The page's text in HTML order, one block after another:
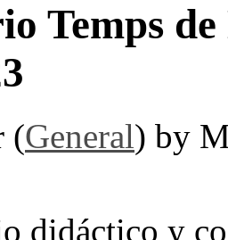
Temps de
(General) by
didáctico y